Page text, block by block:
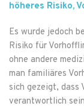
höheres Risiko,
Es wurde jedoch
Risiko für
ohne andere
man familiäres
sich gezeigt, dass
verantwortlich